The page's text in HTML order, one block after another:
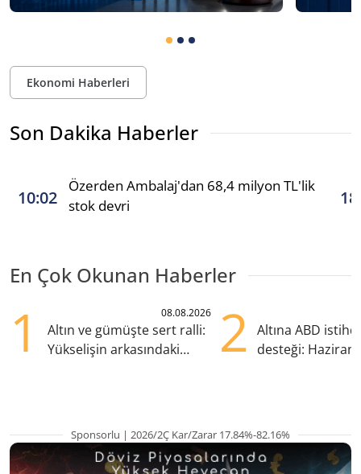
Ekonomi Haberleri
Son Dakika Haberler
10:02
Özerden Ambalaj'dan 68,4 milyon TL'lik
stok devri
En Çok Okunan Haberler
1 08.08.2026
Altın ve gümüşte sert ralli:
Yükselişin arkasındaki
2
Altına ABD
desteği:
Sponsorlu | 2026/2Ç Kar/Zarar 17.84%-82.16%